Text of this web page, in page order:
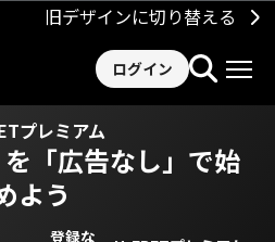
旧デザインに切り替える
ログイン
プレミアム
「広告なし」で始
よう
登録な